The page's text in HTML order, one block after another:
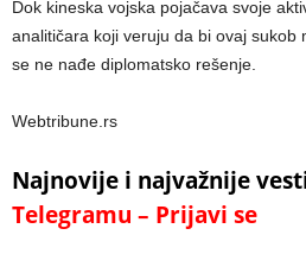
Dok kineska vojska pojačava svoje
analitičara koji veruju da bi ovaj sukob
se ne nađe diplomatsko rešenje.
Webtribune.rs
Najnovije i najvažnije
Telegramu – Prijavi se